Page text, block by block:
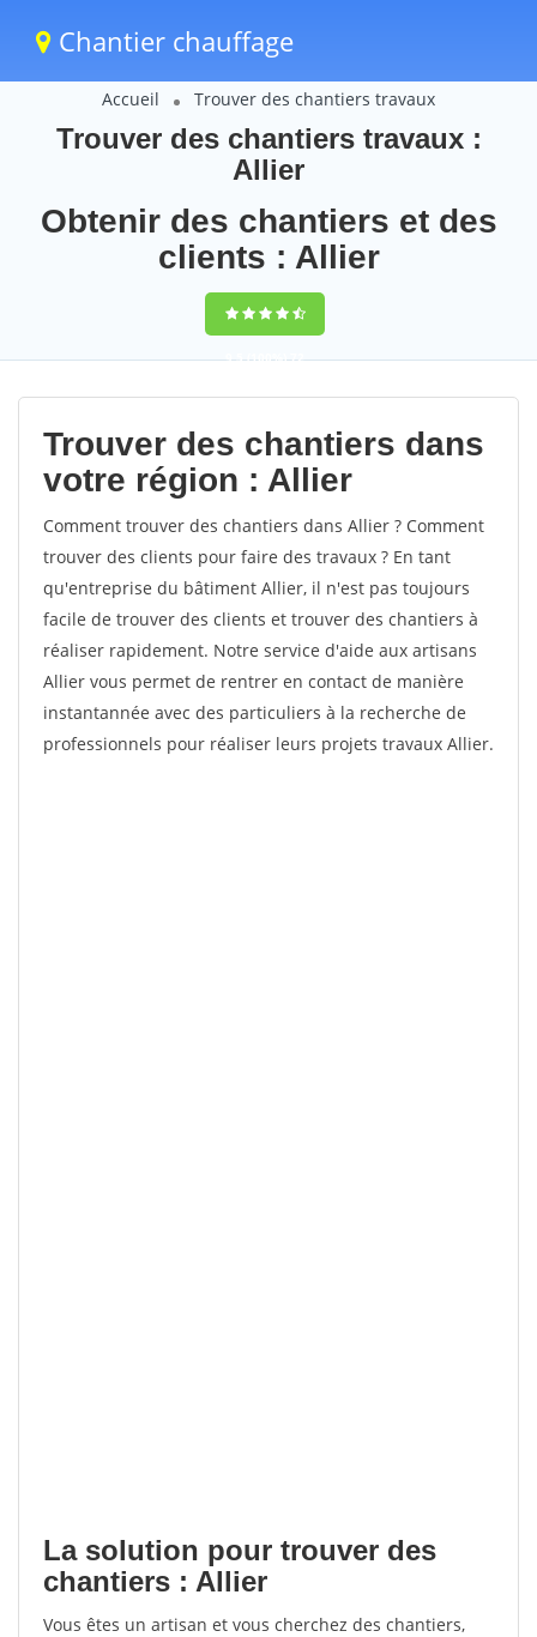
Chantier chauffage
Accueil Trouver des chantiers travaux
Trouver des chantiers travaux :
Allier
Obtenir des chantiers et des
clients : Allier
9,5(100%)72
votes
Trouver des chantiers dans
votre région : Allier
Comment trouver des chantiers dans Allier ? Comment
trouver des clients pour faire des travaux ? En tant
qu'entreprise du bâtiment Allier, il n'est pas toujours
facile de trouver des clients et trouver des chantiers à
réaliser rapidement. Notre service d'aide aux artisans
Allier vous permet de rentrer en contact de manière
instantannée avec des particuliers à la recherche de
professionnels pour réaliser leurs projets travaux Allier.
La solution pour trouver des
chantiers : Allier
Vous êtes un artisan et vous cherchez des chantiers,